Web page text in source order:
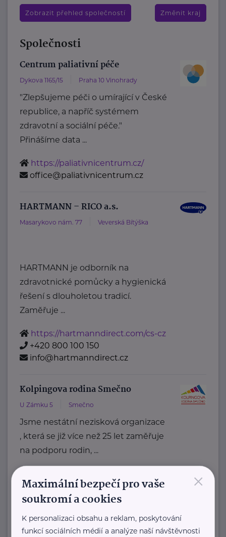
Zobrazit přehled společností Změnit kraj
Společnosti
Centrum paliativní péče
Dykova 1165/15 Praha 10 Vinohrady
"Zlepšujeme péči o umírající v České
republice, a napříč systémem
zdravotní a sociální péče."
Přinášíme data ...
https://paliativnicentrum.cz/
office@paliativnicentrum.cz
HARTMANN – RICO a.s.
Masarykovo nám. 77 Veverská Bítýška
HARTMANN je odborník na
zdravotnické pomůcky a hygienická
řešení s dlouholetou tradicí.
Zaměřuje ...
https://hartmanndirect.com/cs-cz
+420 800 100 150
info@hartmanndirect.cz
Kolpingova rodina Smečno
U Zámku 5 Smečno
Jsme nestátní nezisková organizace
, která se již více než 25 let zaměřuje
na podporu rodin, ...
+420 777 558 778
×
Maximální bezpečí pro vaše
soukromí a cookies
K personalizaci obsahu a reklam, poskytování
funkcí sociálních médií a analýze naší návštěvnosti